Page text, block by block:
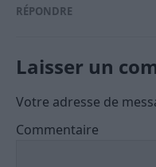
RÉPONDRE
Laisser un
Votre adresse de
Commentaire